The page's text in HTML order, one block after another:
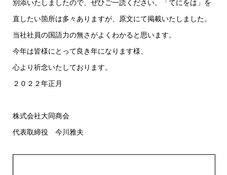
別添いたしましたので、ぜひご一読ください。
「てにをは」を
直したい箇所は多々ありますが、原文にて掲載いたしました。
当社社員の国語力の無さがよくわかると思います。
今年は皆様にとって良き年になります様、
心より祈念いたしております。
２０２２年正月
株式会社大同商会
代表取締役 今川雅夫